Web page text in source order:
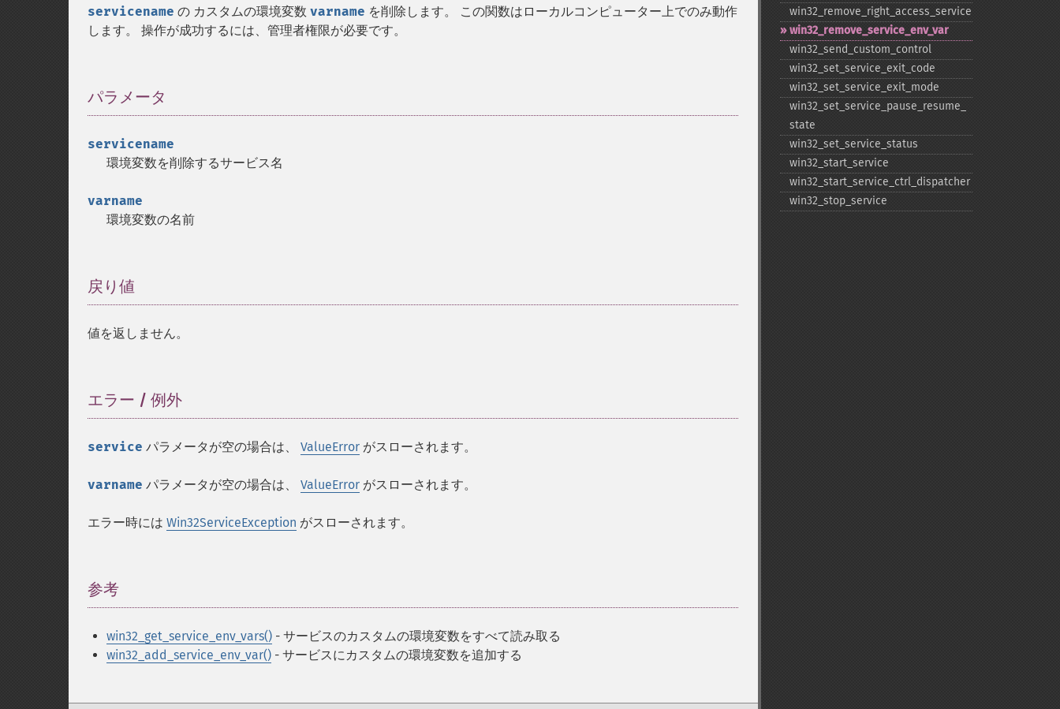
servicename の カスタムの環境変数 varname を削除します。 この関数はローカルコンピューター上でのみ動作
します。 操作が成功するには、管理者権限が必要です。
パラメータ
servicename
環境変数を削除するサービス名
varname
環境変数の名前
戻り値
値を返しません。
エラー / 例外
service パラメータが空の場合は、 ValueError がスローされます。
varname パラメータが空の場合は、 ValueError がスローされます。
エラー時には Win32ServiceException がスローされます。
参考
win32_get_service_env_vars() - サービスのカスタムの環境変数をすべて読み取る
win32_add_service_env_var() - サービスにカスタムの環境変数を追加する
win32_​remove_​right_​access_​service
win32_​remove_​service_​env_​var
win32_​send_​custom_​control
win32_​set_​service_​exit_​code
win32_​set_​service_​exit_​mode
win32_​set_​service_​pause_​resume_​
state
win32_​set_​service_​status
win32_​start_​service
win32_​start_​service_​ctrl_​dispatcher
win32_​stop_​service